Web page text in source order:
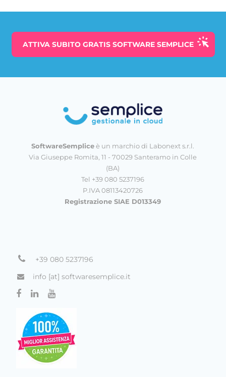
ATTIVA SUBITO GRATISSOFTWARE SEMPLICE
SoftwareSempliceè un marchio di Labonext s.r.l.
Via Giuseppe Romita, 11 - 70029 Santeramo in Colle
(BA)
Tel +39 080 5237196
P.IVA 08113420726
Registrazione SIAE D013349
+39 080 5237196
info [at] softwaresemplice.it